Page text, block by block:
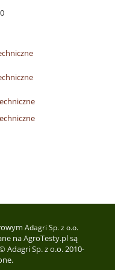
Adagri Sp. z o.o.
na AgroTesty.pl są
Sp. z o.o. 2010-